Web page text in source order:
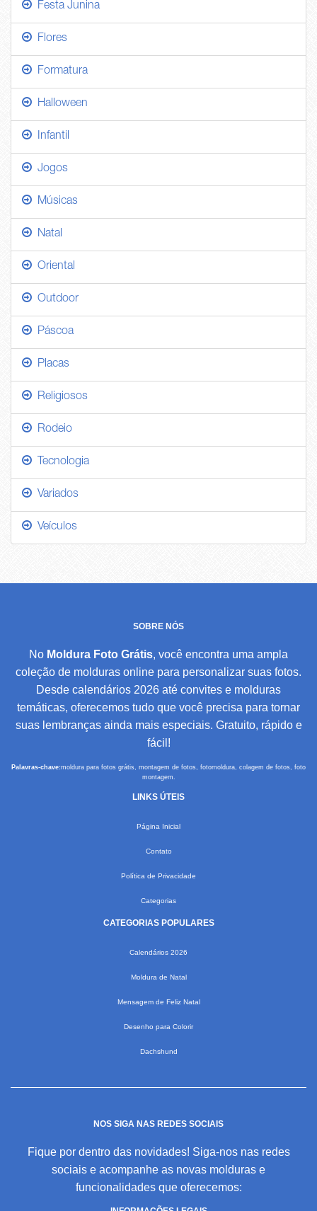
Festa Junina
Flores
Formatura
Halloween
Infantil
Jogos
Músicas
Natal
Oriental
Outdoor
Páscoa
Placas
Religiosos
Rodeio
Tecnologia
Variados
Veículos
SOBRE NÓS
No Moldura Foto Grátis, você encontra uma ampla
coleção de molduras online para personalizar suas fotos.
Desde calendários 2026 até convites e molduras
temáticas, oferecemos tudo que você precisa para tornar
suas lembranças ainda mais especiais. Gratuito, rápido e
fácil!
Palavras-chave:moldura para fotos grátis, montagem de fotos, fotomoldura, colagem de fotos, foto
montagem.
LINKS ÚTEIS
Página Inicial
Contato
Política de Privacidade
Categorias
CATEGORIAS POPULARES
Calendários 2026
Moldura de Natal
Mensagem de Feliz Natal
Desenho para Colorir
Dachshund
NOS SIGA NAS REDES SOCIAIS
Fique por dentro das novidades! Siga-nos nas redes
sociais e acompanhe as novas molduras e
funcionalidades que oferecemos: